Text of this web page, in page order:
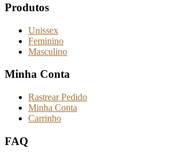
Produtos
Unissex
Feminino
Masculino
Minha Conta
Rastrear Pedido
Minha Conta
Carrinho
FAQ